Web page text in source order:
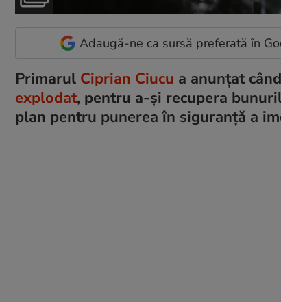
Adaugă-ne ca sursă preferată în
Primarul Ciprian Ciucu a anunțat
explodat, pentru a-și recupera
plan pentru punerea în siguranță a